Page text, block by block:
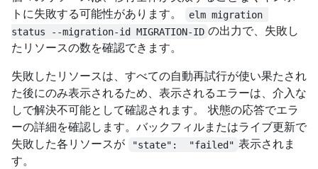
トに失敗する可能性があります。
elm migration
status --migration-id MIGRATION-ID の出力で、失敗し
たリソースの数を確認できます。
失敗したリソースは、すべての自動再試行が使い果たされ
た後にのみ表示されるため、表示されるエラーは、介入な
しで解決不可能として確認されます。 状態の応答でエラ
ーの詳細を確認します。バックフィルまたはライブ更新で
失敗した各リソースが
"state":  "failed" 表示されま
す。